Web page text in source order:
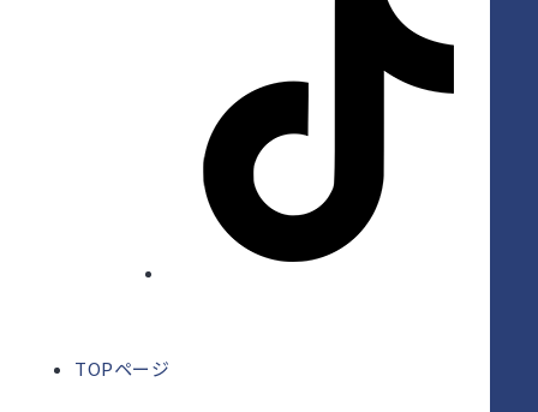
TOPページ